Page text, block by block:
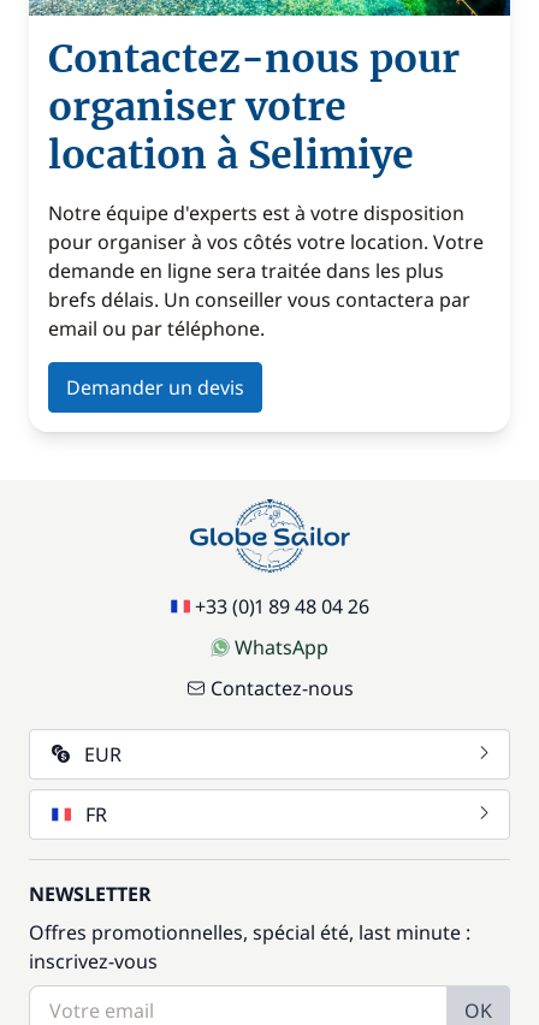
Contactez-nous pour
organiser votre
location à Selimiye
Notre équipe d'experts est à votre disposition
pour organiser à vos côtés votre location. Votre
demande en ligne sera traitée dans les plus
brefs délais. Un conseiller vous contactera par
email ou par téléphone.
Demander un devis
+33 (0)1 89 48 04 26
WhatsApp
Contactez-nous
EUR
FR
NEWSLETTER
Offres promotionnelles, spécial été, last minute :
inscrivez-vous
OK